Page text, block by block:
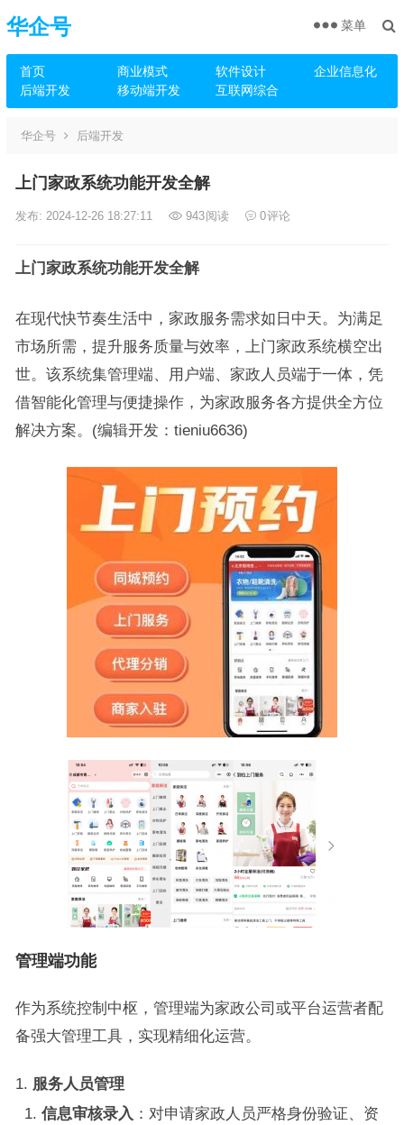
华企号
首页 商业模式 软件设计
企业信息化
后端开发
移动端开发 互联网综合
菜单
华企号 后端开发
上门家政系统功能开发全解
发布: 2024-12-26 18:27:11 943阅读 0评论
上门家政系统功能开发全解
在现代快节奏生活中，家政服务需求如日中天。为满足
市场所需，提升服务质量与效率，上门家政系统横空出
世。该系统集管理端、用户端、家政人员端于一体，凭
借智能化管理与便捷操作，为家政服务各方提供全方位
解决方案。(编辑开发：tieniu6636)
管理端功能
作为系统控制中枢，管理端为家政公司或平台运营者配
备强大管理工具，实现精细化运营。
服务人员管理
信息审核录入 ：对申请家政人员严格身份验证、资